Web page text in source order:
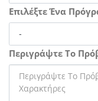
Επιλέξτε Ένα
Περιγράψτε Το